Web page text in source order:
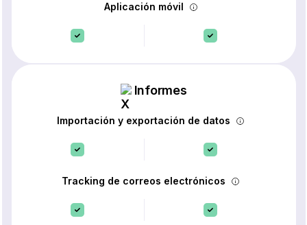
Aplicación móvil
Informes
Importación y exportación de datos
Tracking de correos electrónicos